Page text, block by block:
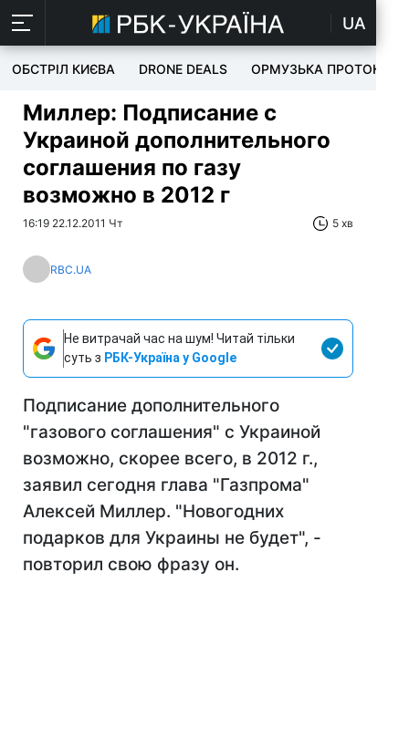
UA
ОБСТРІЛ КИЄВА DRONE DEALS ОРМУЗЬКА ПРОТОКА
Миллер: Подписание с
Украиной дополнительного
соглашения по газу
возможно в 2012 г
16:19 22.12.2011 Чт 5 хв
RBC.UA
Не витрачай час на шум! Читай тільки
суть з РБК-Україна у Google
Подписание дополнительного
"газового соглашения" с Украиной
возможно, скорее всего, в 2012 г.,
заявил сегодня глава "Газпрома"
Алексей Миллер. "Новогодних
подарков для Украины не будет", -
повторил свою фразу он.